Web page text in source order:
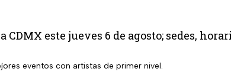
este jueves 6 de agosto; sedes,
eventos con artistas de primer nivel.